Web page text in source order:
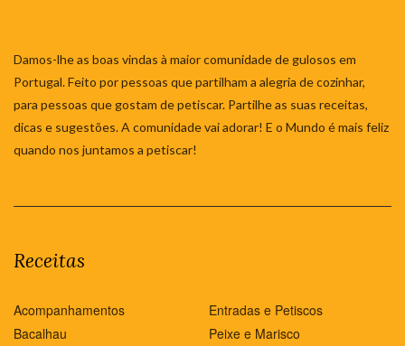
Damos-lhe as boas vindas à maior comunidade de gulosos em
Portugal. Feito por pessoas que partilham a alegria de cozinhar,
para pessoas que gostam de petiscar. Partilhe as suas receitas,
dicas e sugestões. A comunidade vai adorar! E o Mundo é mais feliz
quando nos juntamos a petiscar!
Receitas
Acompanhamentos
Bacalhau
Entradas e Petiscos
Peixe e Marisco